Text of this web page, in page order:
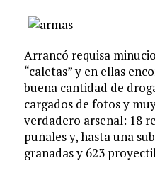
Arrancó requisa
“caletas” y en ellas
buena cantidad de
cargados de fotos y
verdadero arsenal: 18
puñales y, hasta una
granadas y 623